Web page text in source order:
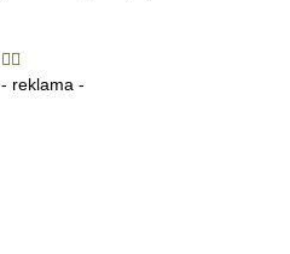
- reklama -